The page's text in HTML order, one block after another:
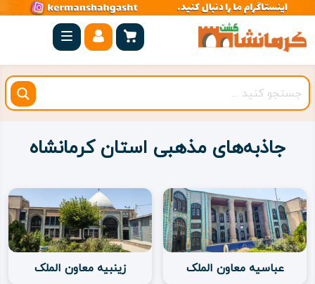
صفحه
اصلی
کرمانشاه
شهرستان
روستاهای
هدف
اقامتگاه
جاذبه‌های مذهبی استان کرمانشاه
عباسیه معاون الملک زینبیه معاون الملک